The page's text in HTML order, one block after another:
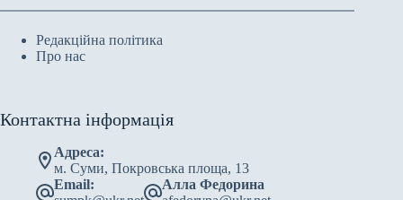
Редакційна політика
Про нас
Контактна інформація
Адреса:
м. Суми, Покровська площа, 13
Email:
Алла Федорина